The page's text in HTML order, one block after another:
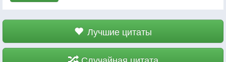
Лучшие цитаты
Случайная цитата